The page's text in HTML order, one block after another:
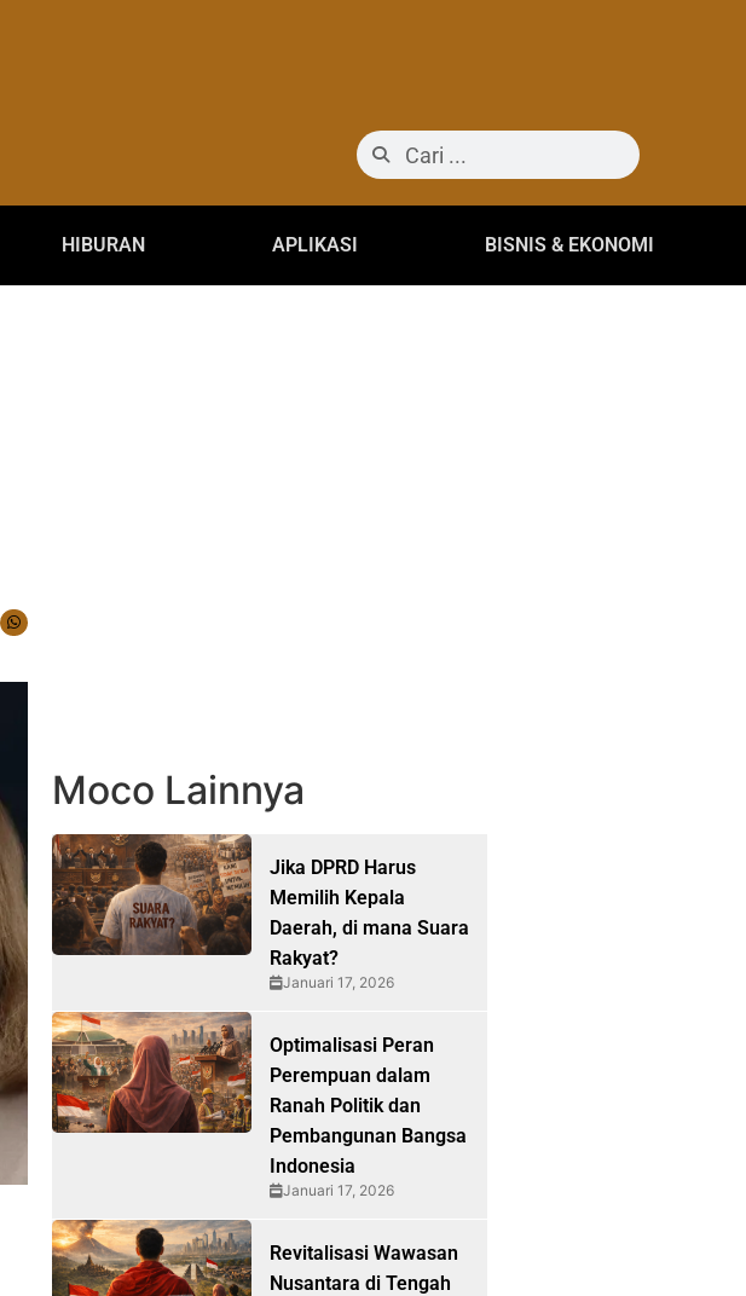
HIBURAN APLIKASI BISNIS & EKONOMI
Moco Lainnya
Jika DPRD Harus
Memilih Kepala
Daerah, di mana Suara
Rakyat?
Januari 17, 2026
Optimalisasi Peran
Perempuan dalam
Ranah Politik dan
Pembangunan Bangsa
Indonesia
Januari 17, 2026
Revitalisasi Wawasan
Nusantara di Tengah